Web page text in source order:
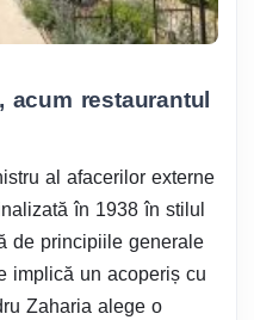
acum restaurantul
al afacerilor externe
în 1938 în stilul
de principiile generale
implică un acoperiș cu
Zaharia alege o